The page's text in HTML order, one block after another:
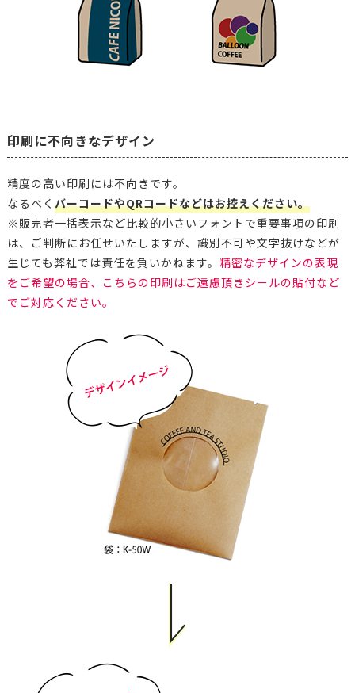
印刷に不向きなデザイン
精度の高い印刷には不向きです。
なるべく バーコードやQRコードなどはお控えください。
※販売者一括表示など比較的小さいフォントで重要事項の印刷
は、ご判断にお任せいたしますが、識別不可や文字抜けなどが
生じても弊社では責任を負いかねます。 精密なデザインの表現
をご希望の場合、こちらの印刷はご遠慮頂きシールの貼付など
でご対応ください。